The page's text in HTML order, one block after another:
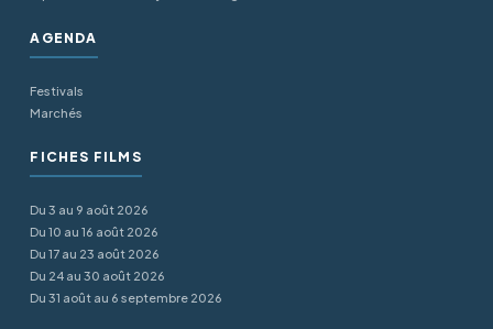
AGENDA
Festivals
Marchés
FICHES FILMS
Du 3 au 9 août 2026
Du 10 au 16 août 2026
Du 17 au 23 août 2026
Du 24 au 30 août 2026
Du 31 août au 6 septembre 2026